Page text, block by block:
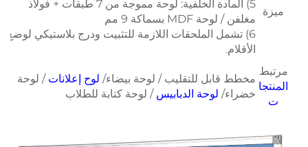
ميزة
5) المادة الخلفية: لوحة مموجة من 7 طبقات + فولاذ
مغلفن / لوحة MDF بسماكة 9 مم
6) تشمل الملحقات اللازمة للتثبيت ودرج بلاستيكي لوضع
الأقلام.
مرتبط
المنتجا
ت
مخطط قابل للتقليب / لوحة بيضاء/ لوح إعلانات/ لوحة
خضراء/ لوحة الدبابيس/ لوحة كتابة للطلاب